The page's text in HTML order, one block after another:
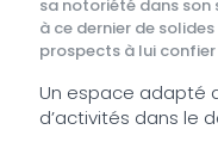
sa notoriété dans son
à ce dernier de
prospects à lui
Un espace adapté
d’activités dans le